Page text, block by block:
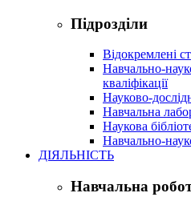
Підрозділи
Відокремлені
Навчально-
кваліфікації
Науково-
Навчальна
Наукова
Навчально-
ДІЯЛЬНІСТЬ
Навчальна